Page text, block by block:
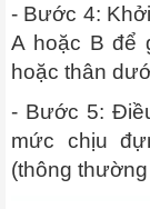
- Bước 4:
A hoặc B để
hoặc thân
- Bước 5:
mức chịu
(thông